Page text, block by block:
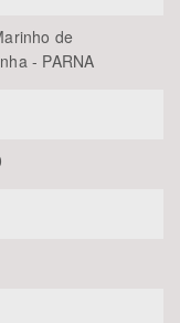
de
- PARNA